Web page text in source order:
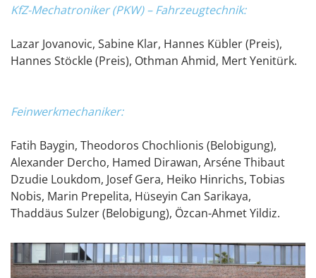
KfZ-Mechatroniker (PKW) – Fahrzeugtechnik:
Lazar Jovanovic, Sabine Klar, Hannes Kübler (Preis),
Hannes Stöckle (Preis), Othman Ahmid, Mert Yenitürk.
Feinwerkmechaniker:
Fatih Baygin, Theodoros Chochlionis (Belobigung),
Alexander Dercho, Hamed Dirawan, Arséne Thibaut
Dzudie Loukdom, Josef Gera, Heiko Hinrichs, Tobias
Nobis, Marin Prepelita, Hüseyin Can Sarikaya,
Thaddäus Sulzer (Belobigung), Özcan-Ahmet Yildiz.